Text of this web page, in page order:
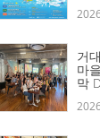
거
마
막